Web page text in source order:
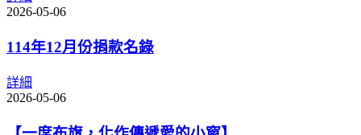
2026-05-06
114年12月份捐款名錄
詳細
2026-05-06